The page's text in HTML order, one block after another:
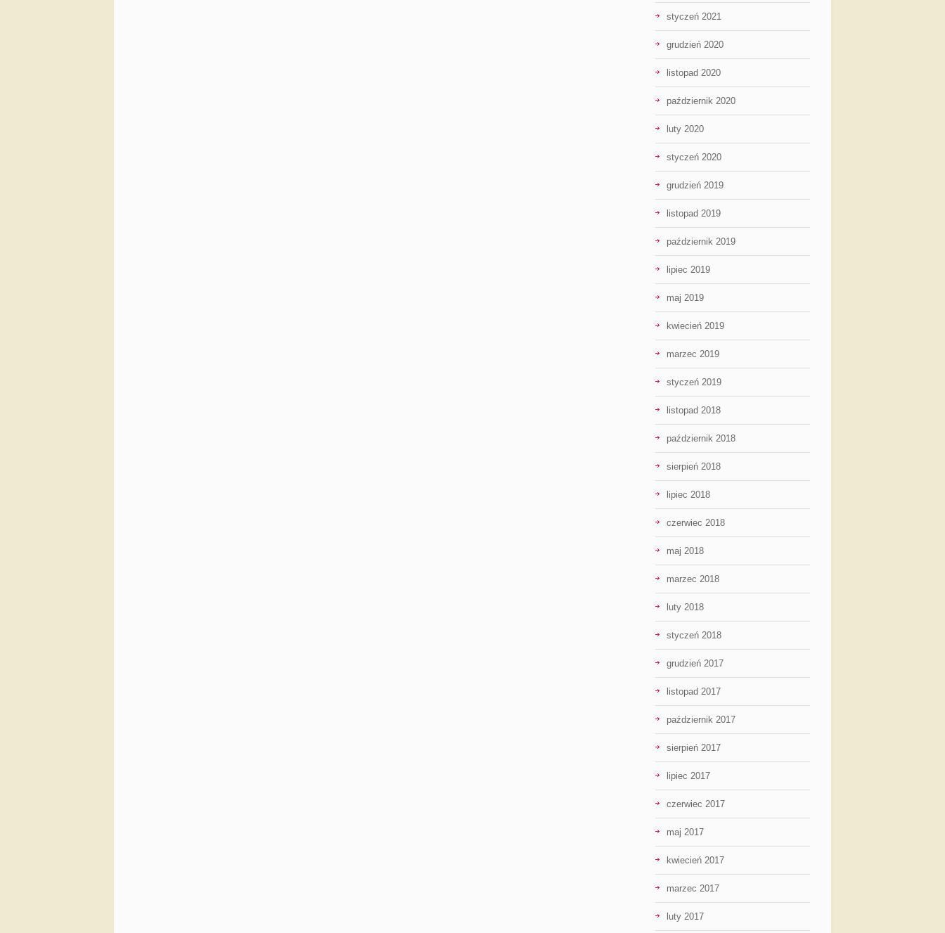
styczeń 2021
grudzień 2020
listopad 2020
październik 2020
luty 2020
styczeń 2020
grudzień 2019
listopad 2019
październik 2019
lipiec 2019
maj 2019
kwiecień 2019
marzec 2019
styczeń 2019
listopad 2018
październik 2018
sierpień 2018
lipiec 2018
czerwiec 2018
maj 2018
marzec 2018
luty 2018
styczeń 2018
grudzień 2017
listopad 2017
październik 2017
sierpień 2017
lipiec 2017
czerwiec 2017
maj 2017
kwiecień 2017
marzec 2017
luty 2017